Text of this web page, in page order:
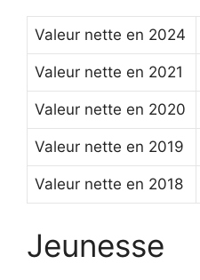
Valeur nette en 2024
Valeur nette en 2021
Valeur nette en 2020
Valeur nette en 2019
Valeur nette en 2018
Jeunesse